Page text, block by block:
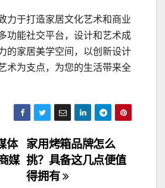
力于打造家居文化艺术和商业
功能社交平台，设计和艺术成
的家居美学空间，以创新设计
术为支点，为您的生活带来全
家用烤箱品牌怎么
挑？具备这几点便值
得拥有
体
媒